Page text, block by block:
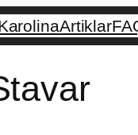
Artiklar